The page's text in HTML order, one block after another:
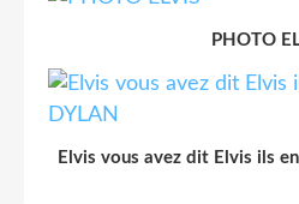
PHOTO
Elvis vous avez dit Elvis ils